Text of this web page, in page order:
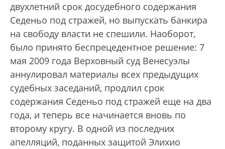
двухлетний срок досудебного содержания
Седеньо под стражей, но выпускать банкира
на свободу власти не спешили. Наоборот,
было принято беспрецедентное решение: 7
мая 2009 года Верховный суд Венесуэлы
аннулировал материалы всех предыдущих
судебных заседаний, продлил срок
содержания Седеньо под стражей еще на два
года, и теперь все начинается вновь по
второму кругу. В одной из последних
апелляций, поданных защитой Элихио